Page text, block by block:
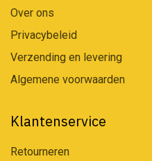
Over ons
Privacybeleid
Verzending en levering
Algemene voorwaarden
Klantenservice
Retourneren